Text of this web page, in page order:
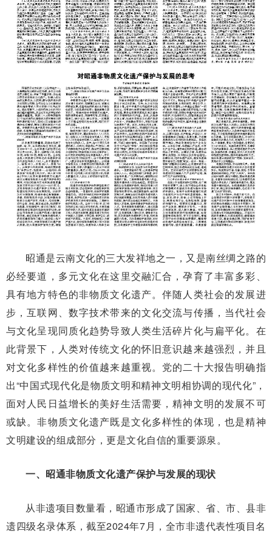
昭通是云南文化的三大发祥地之一，又是南丝绸之路的
必经要道，多元文化在这里交融汇合，孕育了丰富多彩、
具有地方特色的非物质文化遗产。伴随人类社会的发展进
步，互联网、数字技术带来的文化交流与传播，当代社会
与文化呈现同质化趋势导致人类生活碎片化与扁平化。在
此背景下，人类对传统文化的怀旧意识越来越强烈，并且
对文化多样性的价值越来越重视。党的二十大报告明确指
出“中国式现代化是物质文明和精神文明相协调的现代化”，
面对人民日益增长的美好生活需要，精神文明的发展不可
或缺。非物质文化遗产既是文化多样性的体现，也是精神
文明建设的组成部分，更是文化自信的重要源泉。
一、昭通非物质文化遗产保护与发展的现状
从非遗项目数量看，昭通市形成了国家、省、市、县非
遗四级名录体系，截至2024年7月，全市非遗代表性项目名